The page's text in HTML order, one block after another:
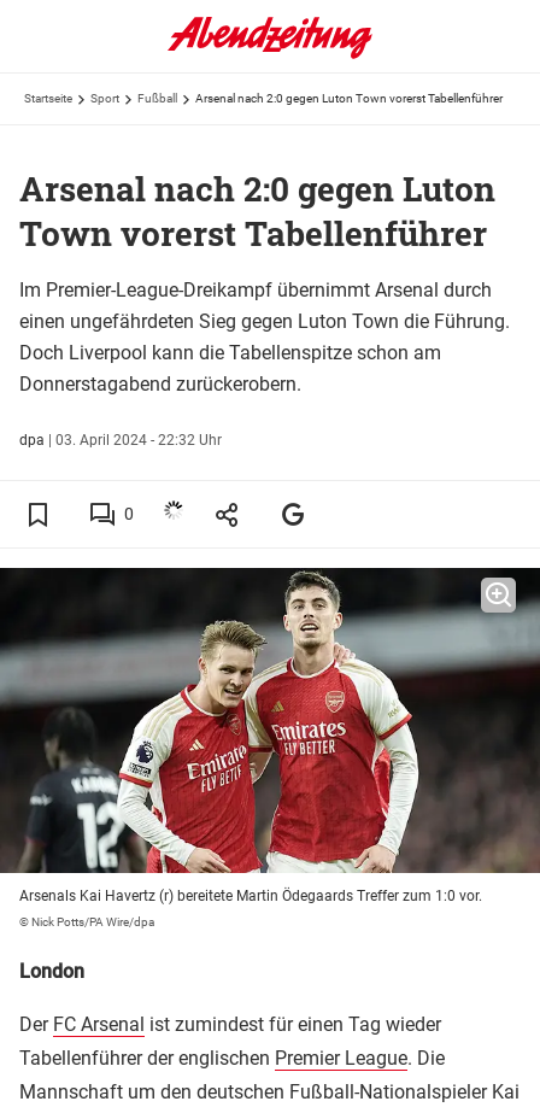
Startseite Sport Fußball Arsenal nach 2:0 gegen Luton Town vorerst Tabellenführer
Arsenal nach 2:0 gegen Luton
Town vorerst Tabellenführer
Im Premier-League-Dreikampf übernimmt Arsenal durch
einen ungefährdeten Sieg gegen Luton Town die Führung.
Doch Liverpool kann die Tabellenspitze schon am
Donnerstagabend zurückerobern.
dpa | 03. April 2024 - 22:32 Uhr
0
Arsenals Kai Havertz (r) bereitete Martin Ödegaards Treffer zum 1:0 vor.
© Nick Potts/PA Wire/dpa
London
Der FC Arsenal ist zumindest für einen Tag wieder
Tabellenführer der englischen Premier League. Die
Mannschaft um den deutschen Fußball-Nationalspieler Kai